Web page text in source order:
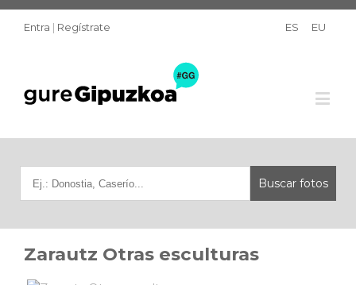
Entra | Regístrate ES EU
Zarautz Otras esculturas